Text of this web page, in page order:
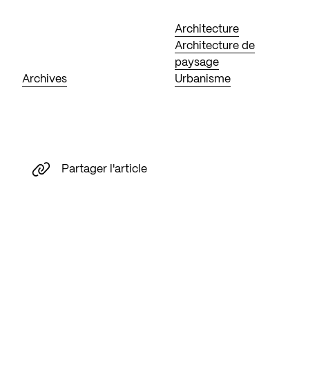
Archives
Architecture
Architecture de
paysage
Urbanisme
Partager l'article